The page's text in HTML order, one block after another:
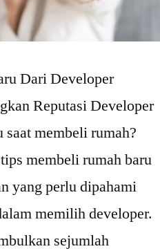
Dari Developer
Reputasi Developer
membeli rumah?
membeli rumah baru
yang perlu dipahami
memilih developer.
sejumlah